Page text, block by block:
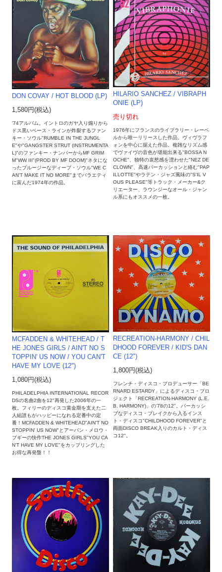
DON COVAY / HOT BLOOD (LP)
1,580円(税込)
'74アルバム。イントロのガヤ入り煽りから
ドス黒いベース・ラインが炸裂するファン
キー・ソウル"RUMBLE IN THE JUNGL
E"や"GANGSTER STRUT (INSTRUMENTA
L)"のファンキー・ナンバーからMF GRIM
M"WW III"(PROD BY MF DOOM)"ネタにな
ったブルージーなディープ・ソウル"WE C
AN'T MAKE IT NO MORE"までバラエティ
に富んだ1974年の作品。
HILARIO SANCHEZ / VIBRAPH
ONIE (LP)
売り切れ
1976年にフランスのライブラリー・レーベ
ルから唯一リリースした作品。ヴィヴラフ
ォンを中心に据えた作品。複雑なリズム感
でヴァイヴの音色が堪能出来る"BOSSA N
OCHE"、独特の哀愁感を漂わせた"NEZ DE
CLOWN"、高速パーカッションと絡む"PAP
ILLOTTE"やラテン・ジャズ風味の"S'IL V
OUS PLEASE"等トラック・メーカー&ク
リエーター、ラウンジーなオール・ジャン
ル系にもオススメの一枚。
MCFADDEN & WHITEHEAD / T
HE JONES GIRLS / AIN'T NO S
TOPPIN' US NOW / YOU CAN'T
HAVE MY LOVE (12")
1,080円(税込)
PHILADELPHIA INTERNATIONAL RECOR
DSの名曲2曲を12"再発した2006年の一
枚。フィリーのディスコ黄金期を支えた二
人組誰もがハッピーになれる定番中の定
番！MCFADDEN & WHITEHEAD"AIN'T NO
STOPPIN' US NOW"とアーバン・メロウ・
ブギーの快作THE JONES GIRLS"YOU CA
N'T HAVE MY LOVE"をカップリングした
お得な再発盤！！
RECREATION-HARMONY / CHIL
DHOOD FOREVER / KID'S DAN
CE (12")
1,800円(税込)
フレンチ・ディスコ・プロデューサー「BE
RNARD ESTARDY」によるディスコ・プロ
ジェクト「RECREATION-HARMONY (L.E.
B. HARMONY)」の'78の12"。パーカッシ
ブなディスコ・ブレイクから入るインス
ト・ディスコ"CHILDHOOD FOREVER"と
両面DISCO BREAK入りのカルト・ディス
コ12"。